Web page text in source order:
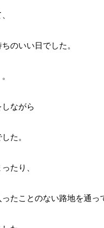
のいい日でした。
ながら
た。
たり、
たことのない路地を通っ